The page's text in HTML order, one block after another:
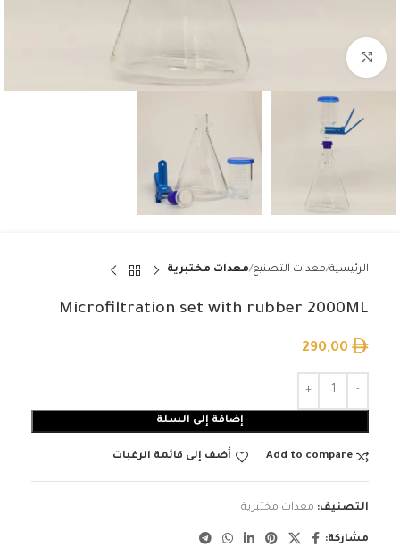
الرئيسية معدات التصنيع معدات مختبرية
Microfiltration set with rubber 2000ML
290,00
إضافة إلى السلة
Add to compare أضف إلى قائمة الرغبات
التصنيف: معدات مختبرية
مشاركة: